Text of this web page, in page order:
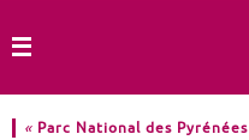
« Parc National des Pyrénées